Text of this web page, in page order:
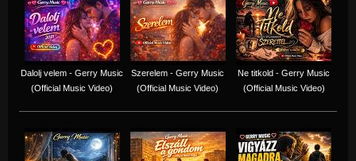
Dalolj velem - Gerry Music
(Official Music Video)
Szerelem - Gerry Music
(Official Music Video)
Ne titkold - Gerry Music
(Official Music Video)